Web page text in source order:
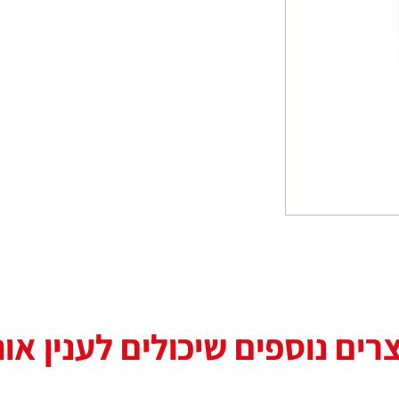
נוספים שיכולים לענין